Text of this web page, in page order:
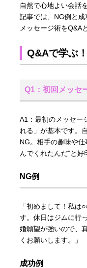
自然で心地よい会話
記事では、NG例と
メッセージ術をQ&A
Q&Aで学ぶ
Q1：初回メッセ
A1：最初のメッセー
れる」が基本です。
NG。相手の趣味や
んでくれたんだ”と好
NG例
「初めまして！私は
す。休日はジムに行
婚願望が強いので、
くお願いします。」
成功例